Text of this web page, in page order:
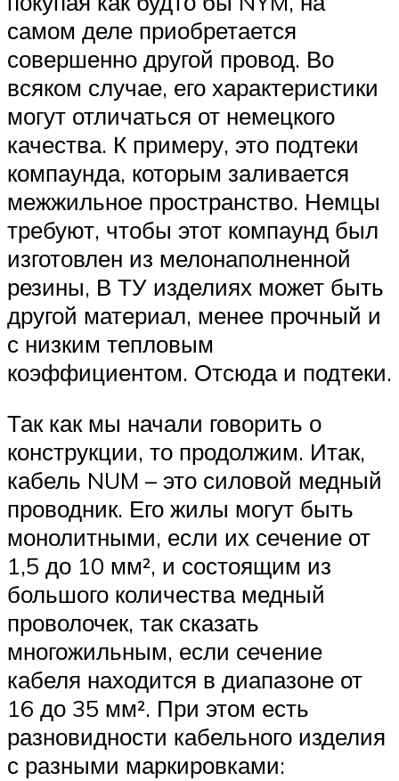
самом деле приобретается
совершенно другой провод. Во
всяком случае, его характеристики
могут отличаться от немецкого
качества. К примеру, это подтеки
компаунда, которым заливается
межжильное пространство. Немцы
требуют, чтобы этот компаунд был
изготовлен из мелонаполненной
резины, В ТУ изделиях может быть
другой материал, менее прочный и
с низким тепловым
коэффициентом. Отсюда и подтеки.
Так как мы начали говорить о
конструкции, то продолжим. Итак,
кабель NUM – это силовой медный
проводник. Его жилы могут быть
монолитными, если их сечение от
1,5 до 10 мм², и состоящим из
большого количества медный
проволочек, так сказать
многожильным, если сечение
кабеля находится в диапазоне от
16 до 35 мм². При этом есть
разновидности кабельного изделия
с разными маркировками: